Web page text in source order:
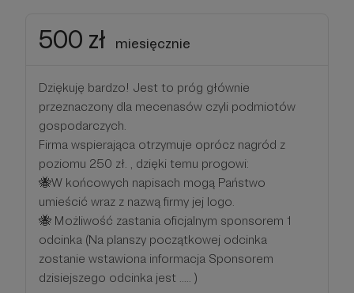
500 zł miesięcznie
Dziękuję bardzo! Jest to próg głównie
przeznaczony dla mecenasów czyli podmiotów
gospodarczych.
Firma wspierająca otrzymuje oprócz nagród z
poziomu 250 zł. , dzięki temu progowi:
🐝W końcowych napisach mogą Państwo
umieścić wraz z nazwą firmy jej logo.
🐝 Możliwość zastania oficjalnym sponsorem 1
odcinka (Na planszy początkowej odcinka
zostanie wstawiona informacja Sponsorem
dzisiejszego odcinka jest ..... )